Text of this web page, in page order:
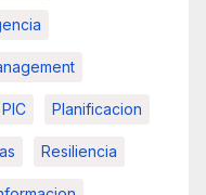
PIC Planificacion
Resiliencia